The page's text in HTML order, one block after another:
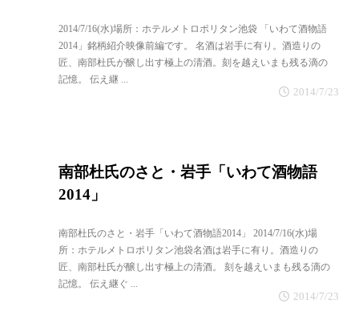
2014/7/16(水)場所：ホテルメトロポリタン池袋 「いわて酒物語
2014」銘柄紹介映像前編です。 名酒は岩手に有り。酒造りの
匠、南部杜氏が醸し出す極上の清酒。刻を越えいまも残る滴の
記憶。 伝え継 ...
2014/7/23
南部杜氏のさと・岩手「いわて酒物語
2014」
南部杜氏のさと・岩手「いわて酒物語2014」 2014/7/16(水)場
所：ホテルメトロポリタン池袋名酒は岩手に有り。酒造りの
匠、南部杜氏が醸し出す極上の清酒。 刻を越えいまも残る滴の
記憶。 伝え継ぐ ...
2014/7/23